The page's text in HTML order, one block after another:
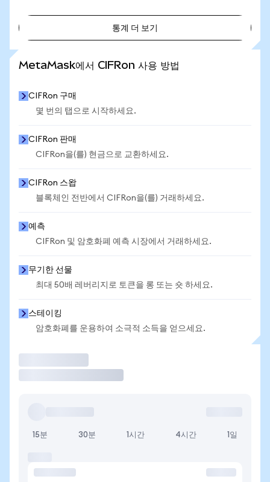
통계 더 보기
MetaMask에서 CIFRon 사용 방법
CIFRon 구매
몇 번의 탭으로 시작하세요.
CIFRon 판매
CIFRon을(를) 현금으로 교환하세요.
CIFRon 스왑
블록체인 전반에서 CIFRon을(를) 거래하세요.
예측
CIFRon 및 암호화폐 예측 시장에서 거래하세요.
무기한 선물
최대 50배 레버리지로 토큰을 롱 또는 숏 하세요.
스테이킹
암호화폐를 운용하여 소극적 소득을 얻으세요.
15분 30분 1시간 4시간 1일